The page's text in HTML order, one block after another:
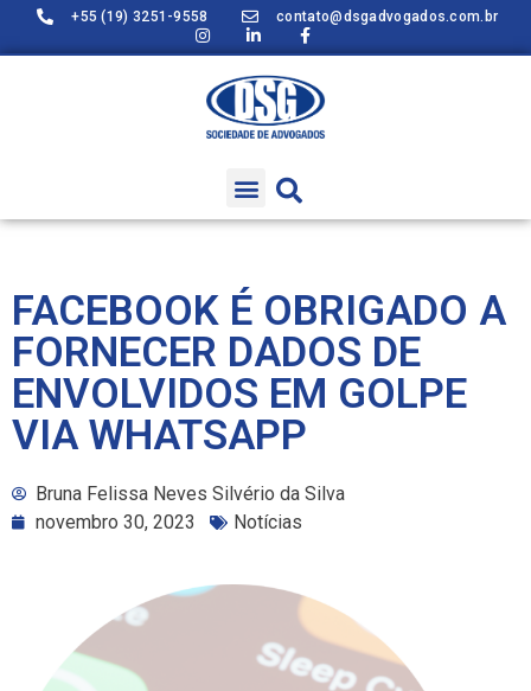
+55 (19) 3251-9558 contato@dsgadvogados.com.br
FACEBOOK É OBRIGADO A
FORNECER DADOS DE
ENVOLVIDOS EM GOLPE
VIA WHATSAPP
Bruna Felissa Neves Silvério da Silva
novembro 30, 2023
Notícias